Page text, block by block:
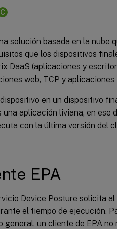
C
solución basada en la nube
que los dispositivos
DaaS (aplicaciones y
web, TCP y aplicaciones
en un dispositivo
aplicación liviana, en ese
con la última versión del
EPA
Device Posture solicita
el tiempo de ejecución.
general, un cliente de EPA